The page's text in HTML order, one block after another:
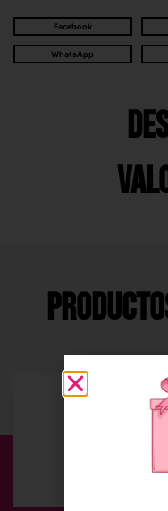
Facebook
WhatsApp
En